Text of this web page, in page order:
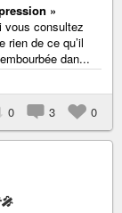
»
vous consultez
rien de ce qu’il
dan...
0 3 0